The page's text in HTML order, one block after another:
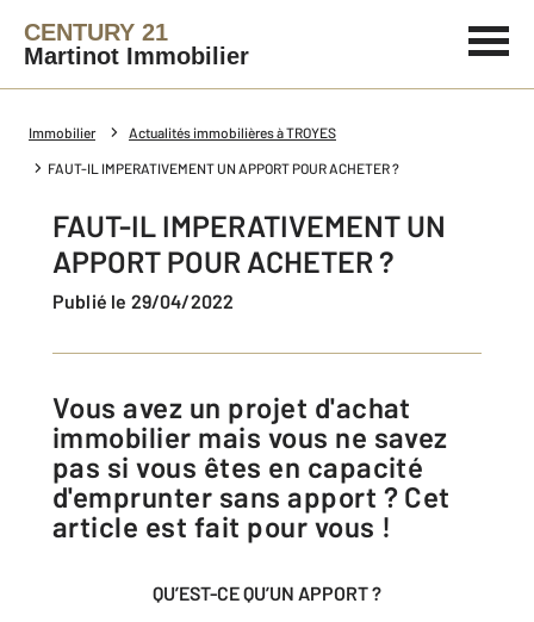
CENTURY 21
Martinot Immobilier
Immobilier Actualités immobilières à TROYES
FAUT-IL IMPERATIVEMENT UN APPORT POUR ACHETER ?
FAUT-IL IMPERATIVEMENT UN
APPORT POUR ACHETER ?
Publié le 29/04/2022
Vous avez un projet d'achat
immobilier mais vous ne savez
pas si vous êtes en capacité
d'emprunter sans apport ? Cet
article est fait pour vous !
QU’EST-CE QU’UN APPORT ?